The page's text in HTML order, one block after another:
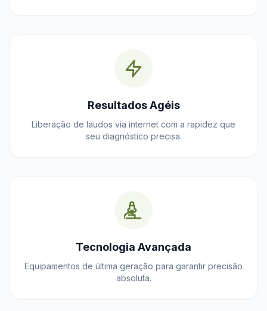
Resultados Agéis
Liberação de laudos via internet com a rapidez que
seu diagnóstico precisa.
Tecnologia Avançada
Equipamentos de última geração para garantir precisão
absoluta.